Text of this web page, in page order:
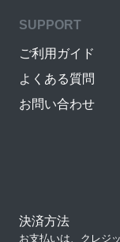
SUPPORT
ご利用ガイド
よくある質問
お問い合わせ
決済方法
お支払いは、クレジ